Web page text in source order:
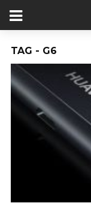
TAG - G6